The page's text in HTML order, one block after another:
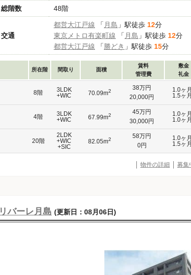
総階数 48階
交通
都営大江戸線 「 月島 」駅徒歩 12分
東京メトロ有楽町線 「 月島 」駅徒歩 12分
都営大江戸線 「 勝どき 」駅徒歩 15分
所在階 間取り 面積
賃料
管理費
敷金
礼金
38万円
20,000円
1.0ヶ月
1.5ヶ月
8階
3LDK
+WIC
70.09m2
45万円
30,000円
1.0ヶ月
1.0ヶ月
4階
3LDK
+WIC
67.99m2
58万円
0円
1.0ヶ月
1.5ヶ月
20階
2LDK
+WIC
+SIC
82.05m2
物件の詳細 募集
リバーレ月島 (更新日：08月06日)